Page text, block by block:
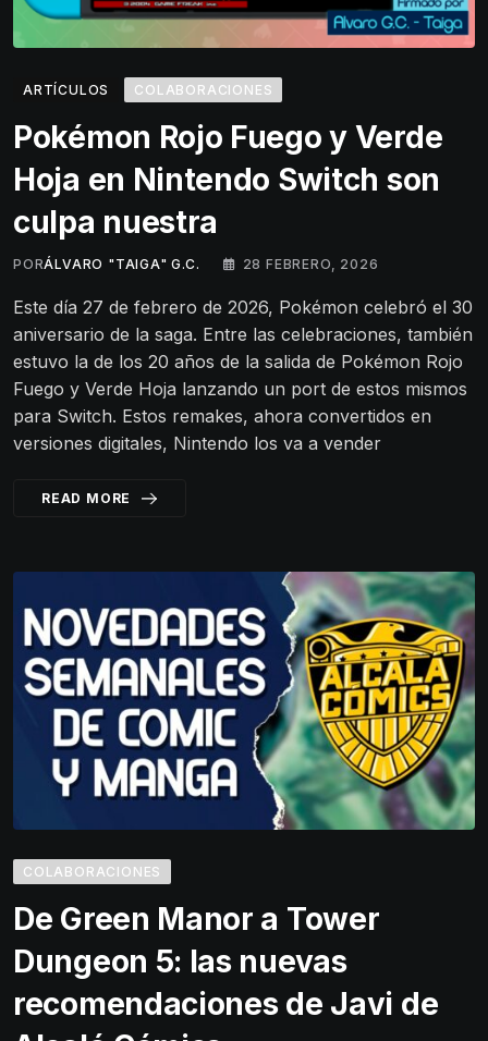
ARTÍCULOS COLABORACIONES
Pokémon Rojo Fuego y Verde
Hoja en Nintendo Switch son
culpa nuestra
PORÁLVARO "TAIGA" G.C. 28 FEBRERO, 2026
Este día 27 de febrero de 2026, Pokémon celebró el 30
aniversario de la saga. Entre las celebraciones, también
estuvo la de los 20 años de la salida de Pokémon Rojo
Fuego y Verde Hoja lanzando un port de estos mismos
para Switch. Estos remakes, ahora convertidos en
versiones digitales, Nintendo los va a vender
READ MORE
COLABORACIONES
De Green Manor a Tower
Dungeon 5: las nuevas
recomendaciones de Javi de